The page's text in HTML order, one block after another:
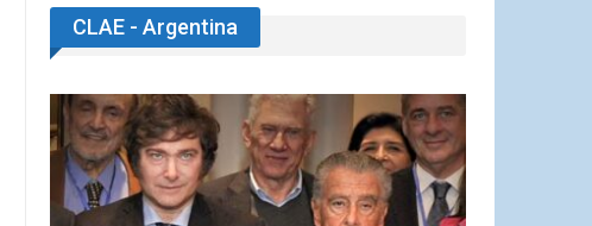
CLAE - Argentina